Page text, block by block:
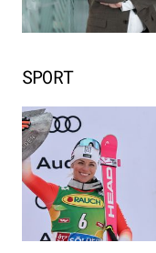
SPORT